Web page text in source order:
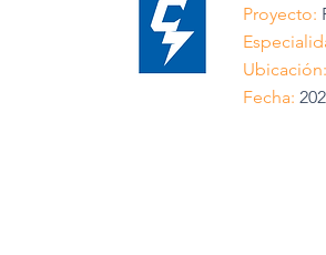
Proyecto:
Ubicación:
Fecha: